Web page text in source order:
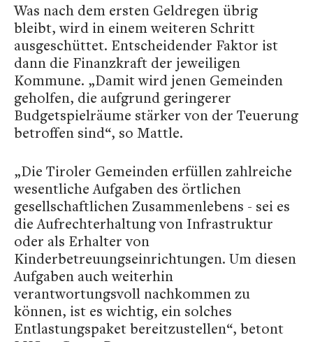
Was nach dem ersten Geldregen übrig
bleibt, wird in einem weiteren Schritt
ausgeschüttet. Entscheidender Faktor ist
dann die Finanzkraft der jeweiligen
Kommune. „Damit wird jenen Gemeinden
geholfen, die aufgrund geringerer
Budgetspielräume stärker von der Teuerung
betroffen sind“, so Mattle.
„Die Tiroler Gemeinden erfüllen zahlreiche
wesentliche Aufgaben des örtlichen
gesellschaftlichen Zusammenlebens - sei es
die Aufrechterhaltung von Infrastruktur
oder als Erhalter von
Kinderbetreuungseinrichtungen. Um diesen
Aufgaben auch weiterhin
verantwortungsvoll nachkommen zu
können, ist es wichtig, ein solches
Entlastungspaket bereitzustellen“, betont